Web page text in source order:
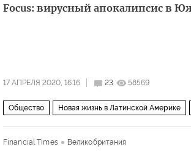
Focus: вирусный апокалипсис в
17 АПРЕЛЯ 2020, 16:16 23 58569
Общество Новая жизнь в Латинской Америке
Financial Times Великобритания